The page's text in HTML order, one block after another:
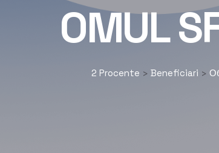
OMUL
2 Procente > Beneficiari >